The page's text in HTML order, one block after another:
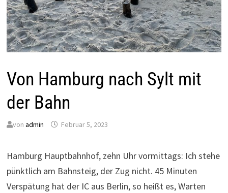
Von Hamburg nach Sylt mit
der Bahn
von admin Februar 5, 2023
Hamburg Hauptbahnhof, zehn Uhr vormittags: Ich stehe
pünktlich am Bahnsteig, der Zug nicht. 45 Minuten
Verspätung hat der IC aus Berlin, so heißt es, Warten